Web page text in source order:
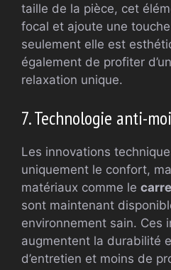
taille de la pièce, cet
focal et ajoute une
seulement elle est
également de profiter
relaxation unique.
7. Technologie anti-
Les innovations
uniquement le confort,
matériaux comme le
sont maintenant
environnement sain. Ces
augmentent la durabilité
d’entretien et moins de